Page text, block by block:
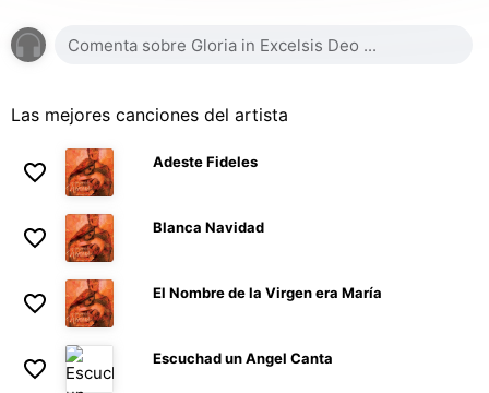
Las mejores canciones del artista
Adeste Fideles
Blanca Navidad
El Nombre de la Virgen era María
Escuchad un Angel Canta